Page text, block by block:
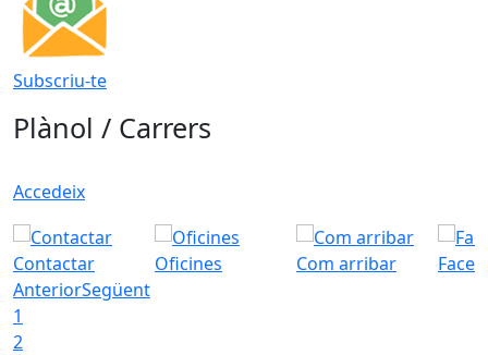
Subscriu-te
Plànol / Carrers
Accedeix
Contactar Oficines Com arribar
AnteriorSegüent
1
2